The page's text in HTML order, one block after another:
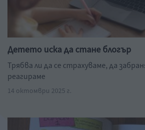
Детето иска да стане блогър
Трябва ли да се страхуваме, да
реагираме
14 октомври 2025 г.